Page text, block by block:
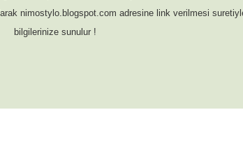
nimostylo.blogspot.com adresine link verilmesi
bilgilerinize sunulur !